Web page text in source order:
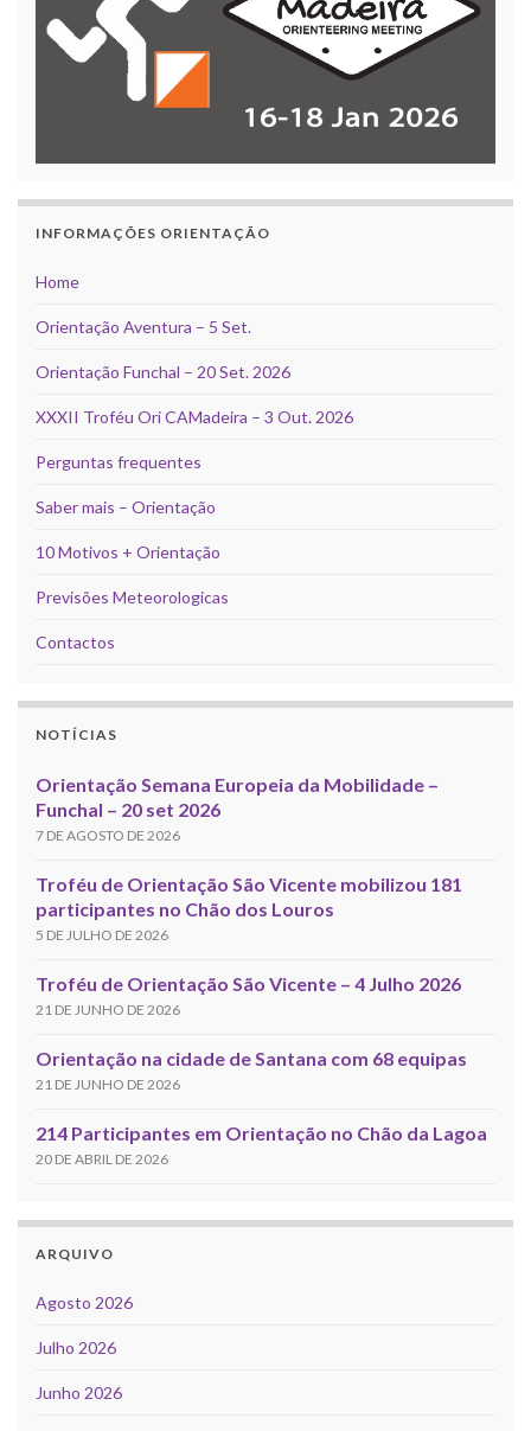
INFORMAÇÕES ORIENTAÇÃO
Home
Orientação Aventura – 5 Set.
Orientação Funchal – 20 Set. 2026
XXXII Troféu Ori CAMadeira – 3 Out. 2026
Perguntas frequentes
Saber mais – Orientação
10 Motivos + Orientação
Previsões Meteorologicas
Contactos
NOTÍCIAS
Orientação Semana Europeia da Mobilidade –
Funchal – 20 set 2026
7 DE AGOSTO DE 2026
Troféu de Orientação São Vicente mobilizou 181
participantes no Chão dos Louros
5 DE JULHO DE 2026
Troféu de Orientação São Vicente – 4 Julho 2026
21 DE JUNHO DE 2026
Orientação na cidade de Santana com 68 equipas
21 DE JUNHO DE 2026
214 Participantes em Orientação no Chão da Lagoa
20 DE ABRIL DE 2026
ARQUIVO
Agosto 2026
Julho 2026
Junho 2026